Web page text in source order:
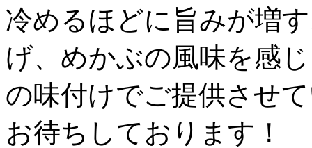
冷めるほどに旨みが増
げ、めかぶの風味を感
の味付けでご提供させ
お待ちしております！